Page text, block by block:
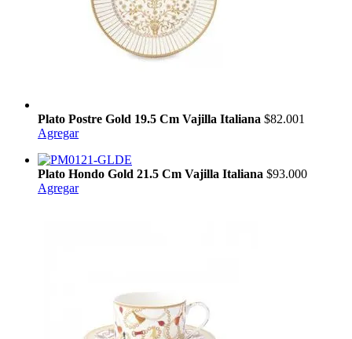
Plato Postre Gold 19.5 Cm Vajilla Italiana $82.001
Agregar
Plato Hondo Gold 21.5 Cm Vajilla Italiana $93.000
Agregar